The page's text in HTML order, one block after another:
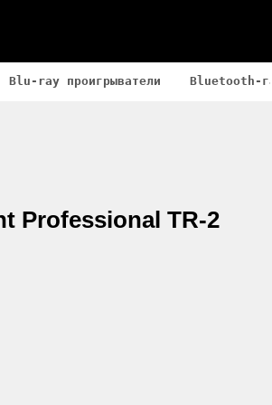
Blu-ray проигрыватели Bluetooth-
Professional TR-2